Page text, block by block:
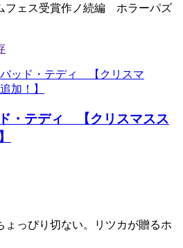
フェス受賞作ノ続編 ホラーパズ
・テディ 【クリスマスス
ょっぴり切ない。リツカが贈るホ